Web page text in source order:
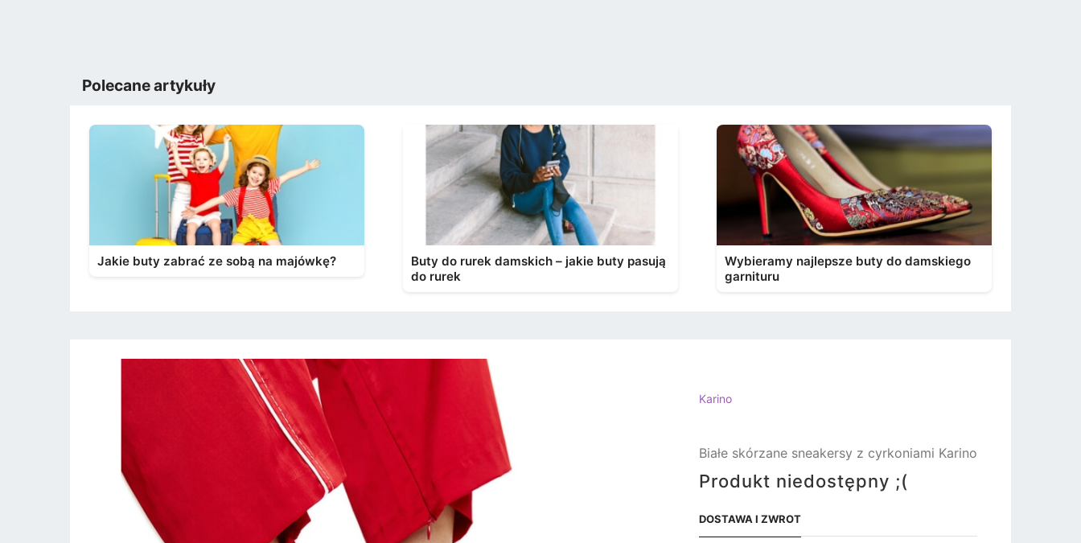
Polecane artykuły
Jakie buty zabrać ze sobą na majówkę?
Buty do rurek damskich – jakie buty pasują
do rurek
Wybieramy najlepsze buty do damskiego
garnituru
Karino
Białe skórzane sneakersy z cyrkoniami Karino
Produkt niedostępny ;(
DOSTAWA I ZWROT